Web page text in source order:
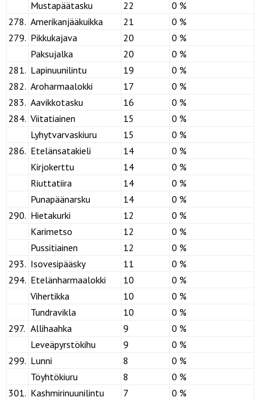
Mustapäätasku
22
0 %
278. Amerikanjääkuikka 21
0 %
279. Pikkukajava 20
0 %
Paksujalka
20
0 %
281. Lapinuunilintu 19
0 %
282. Aroharmaalokki 17
0 %
283. Aavikkotasku 16
0 %
284. Viitatiainen 15
0 %
Lyhytvarvaskiuru
15
0 %
286. Etelänsatakieli 14
0 %
Kirjokerttu
14
0 %
Riuttatiira
14
0 %
Punapäänarsku
14
0 %
290. Hietakurki 12
0 %
Karimetso
12
0 %
Pussitiainen
12
0 %
293. Isovesipääsky 11
0 %
294. Etelänharmaalokki 10
0 %
Vihertikka
10
0 %
Tundravikla
10
0 %
297. Allihaahka 9
0 %
Leveäpyrstökihu
9
0 %
299. Lunni 8
0 %
Töyhtökiuru
8
0 %
301. Kashmirinuunilintu 7
0 %